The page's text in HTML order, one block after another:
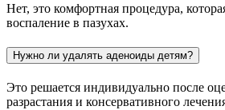
Нет, это комфортная процедура,
воспаление в пазухах.
Нужно ли удалять аденоиды детям?
Это решается индивидуально после
разрастания и консервативного